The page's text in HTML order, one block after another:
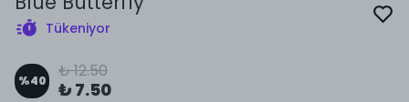
Tükeniyor
%40 ₺ 12.50
₺ 7.50